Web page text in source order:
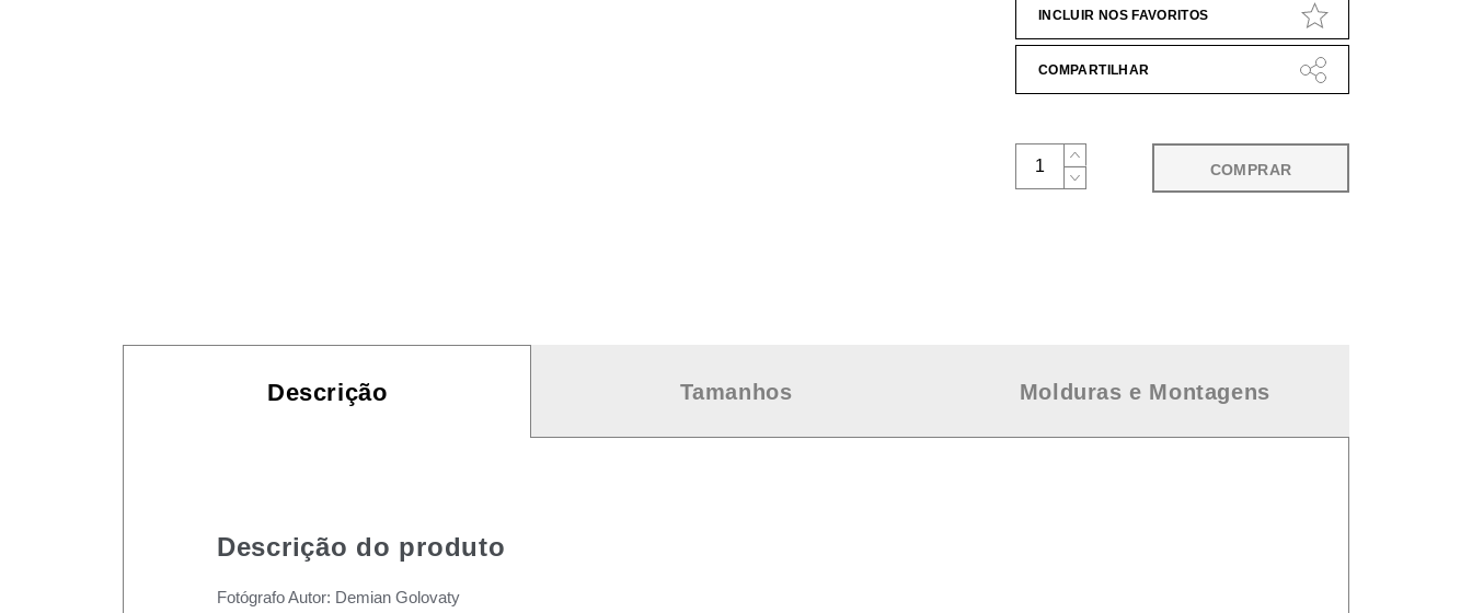
INCLUIR NOS FAVORITOS
COMPARTILHAR
COMPRAR
Descrição Tamanhos Molduras e Montagens
Descrição do produto
Fotógrafo Autor: Demian Golovaty